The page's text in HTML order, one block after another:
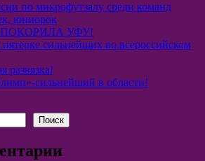
по микрофутзалу среди команд
юниорок
УФУ!
сильнейших во всероссийском
развязка!
сильнейший в области!
Поиск